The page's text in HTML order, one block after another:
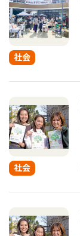
社会
社会